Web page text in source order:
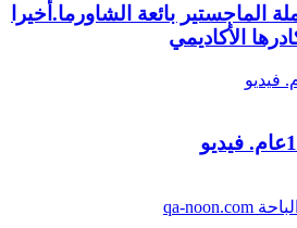
الماجستير بائعة الشاورما.أخيرا
الأكاديمي